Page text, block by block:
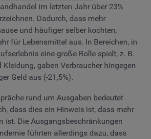
im letzten Jahr über 23%
Dadurch, dass mehr
und häufiger selber kochten,
für Lebensmittel aus. In Bereichen, in
eine große Rolle spielt, z. B.
Kleidung, gaben Verbraucher hingegen
Geld aus (-21,5%).
rund um Ausgaben bedeutet
dass dies ein Hinweis ist, dass mehr
ist. Die Ausgangsbeschränkungen
führten allerdings dazu, dass